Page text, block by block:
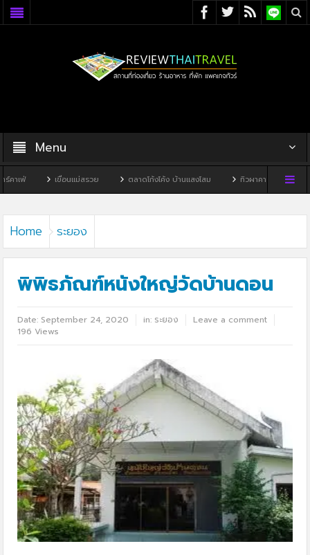
Menu
เขื่อนแม่สรวย ตลาดโก้งโค้ง บ้านแสงโสม ทิวผาคาเฟ่ บ้านพิพิธภัณฑ์ไ
Home ระยอง
พิพิธภัณฑ์หนังใหญ่วัดบ้านดอน
Date: September 24, 2020 in: ระยอง
Leave a comment
196 Views